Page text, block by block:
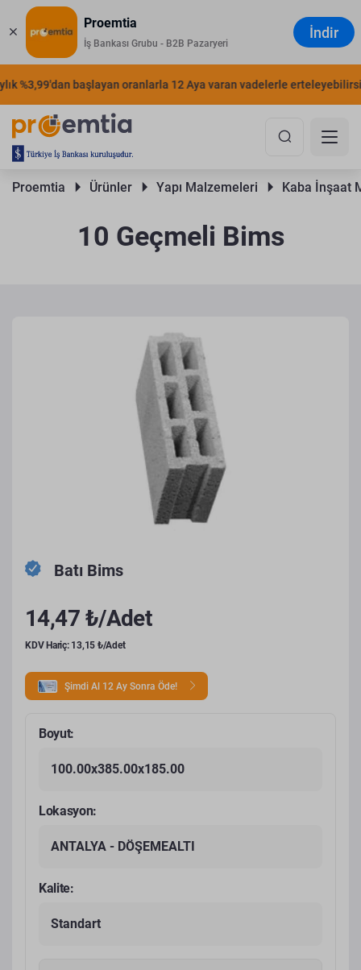
Proemtia
İş Bankası Grubu - B2B Pazaryeri
İndir
%3,99'dan başlayan oranlarla 12 Aya varan vadelerle
Proemtia Ürünler Yapı Malzemeleri Kaba İnşaat
10 Geçmeli Bims
Batı Bims
14,47 ₺/Adet
KDV Hariç: 13,15 ₺/Adet
Şimdi Al 12 Ay Sonra Öde!
Boyut:
100.00x385.00x185.00
Lokasyon:
ANTALYA - DÖŞEMEALTI
Kalite:
Standart